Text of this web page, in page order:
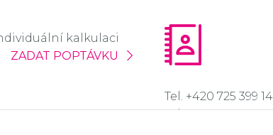
kalkulaci
ZADAT POPTÁVKU
Tel. +420 725 399
Tel. +420 725 399